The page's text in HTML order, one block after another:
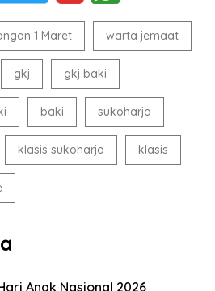
1 Maret warta jemaat
gkj gkj baki
baki sukoharjo
klasis sukoharjo klasis
Anak Nasional 2026